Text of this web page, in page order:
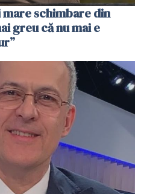
mare schimbare din
greu că nu mai e